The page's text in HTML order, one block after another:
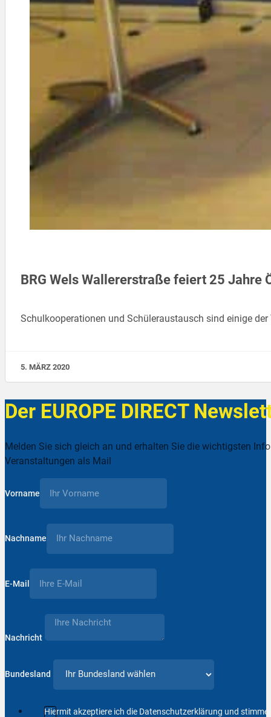
BRG Wels Wallererstraße feiert 25 Jahre
Schulkooperationen und Schüleraustausch sind einige
5. MÄRZ 2020
Der EUROPE DIRECT
Melden Sie sich gleich an und erhalten Sie die wichtigsten
Veranstaltungen als Mail
Vorname
Nachname
E-Mail
Nachricht
Bundesland
Hiermit akzeptiere ich die Datenschutzerklärung und